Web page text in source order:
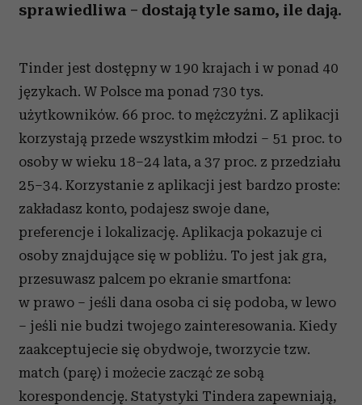
sprawiedliwa – dostają tyle samo, ile dają.
Tinder jest dostępny w 190 krajach i w ponad 40
językach. W Polsce ma ponad 730 tys.
użytkowników. 66 proc. to mężczyźni. Z aplikacji
korzystają przede wszystkim młodzi – 51 proc. to
osoby w wieku 18–24 lata, a 37 proc. z przedziału
25–34. Korzystanie z aplikacji jest bardzo proste:
zakładasz konto, podajesz swoje dane,
preferencje i lokalizację. Aplikacja pokazuje ci
osoby znajdujące się w pobliżu. To jest jak gra,
przesuwasz palcem po ekranie smartfona:
w prawo – jeśli dana osoba ci się podoba, w lewo
– jeśli nie budzi twojego zainteresowania. Kiedy
zaakceptujecie się obydwoje, tworzycie tzw.
match (parę) i możecie zacząć ze sobą
korespondencję. Statystyki Tindera zapewniają,